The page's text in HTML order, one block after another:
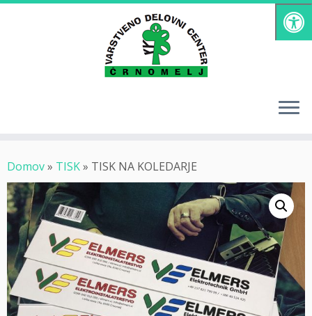
Skoči
Domov» TISK» TISK NA KOLEDARJE